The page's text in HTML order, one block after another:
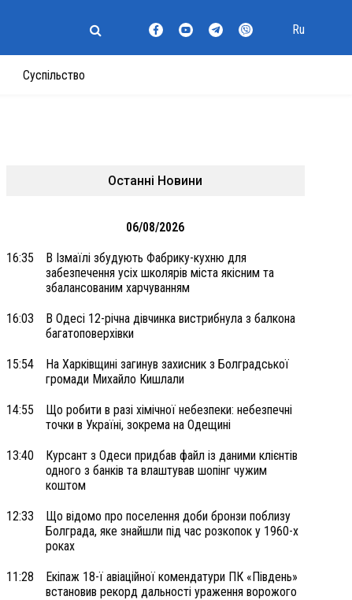
Суспільство
Ru
Останні Новини
06/08/2026
16:35
В Ізмаїлі збудують Фабрику-кухню для
забезпечення усіх школярів міста якісним та
збалансованим харчуванням
16:03
В Одесі 12-річна дівчинка вистрибнула з балкона
багатоповерхівки
15:54
На Харківщині загинув захисник з Болградської
громади Михайло Кишлали
14:55
Що робити в разі хімічної небезпеки: небезпечні
точки в Україні, зокрема на Одещині
13:40
Курсант з Одеси придбав файл із даними клієнтів
одного з банків та влаштував шопінг чужим
коштом
12:33
Що відомо про поселення доби бронзи поблизу
Болграда, яке знайшли під час розкопок у 1960-х
роках
11:28
Екіпаж 18-ї авіаційної комендатури ПК «Південь»
встановив рекорд дальності ураження ворожого